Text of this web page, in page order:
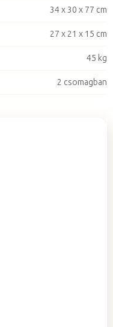
34 x 30 x 77 cm
27 x 21 x 15 cm
45 kg
2 csomagban